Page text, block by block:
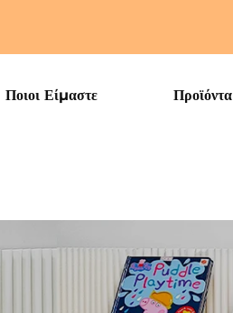
Ποιοι Είμαστε Προϊόντα